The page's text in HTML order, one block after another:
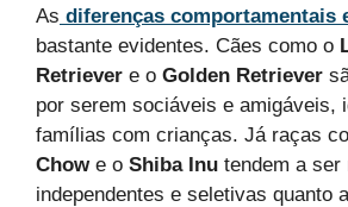
As diferenças comportamentais
bastante evidentes. Cães como o
Retriever e o Golden Retriever
por serem sociáveis e amigáveis,
famílias com crianças. Já raças
Chowe o Shiba Inu tendem a ser
independentes e seletivas quanto